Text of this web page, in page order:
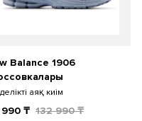
Balance 1906
аяқ киім
₸ 132 990₸